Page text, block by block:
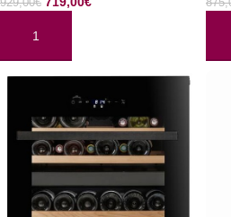
929,00€
AÑADIR AL CARRITO